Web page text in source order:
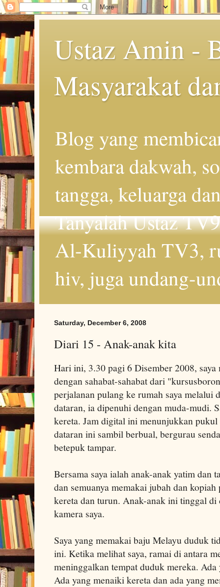
Ustaz Amin -
Masyarakat
Blog yang
kembara dakwah,
tangga, keluarga
Tanyalah Ustaz
Al-Kuliyyah TV3,
hiv, juga undang-
Saturday, December 6, 2008
Diari 15 - Anak-anak kita
Hari ini, 3.30 pagi 6 Disember 2008,
dengan sahabat-sahabat dari
perjalanan pulang ke rumah saya melalui
dataran, ia dipenuhi dengan muda-mudi.
kereta. Jam digital ini menunjukkan
dataran ini sambil berbual, bergurau
betepuk tampar.
Bersama saya ialah anak-anak yatim dan
dan semuanya memakai jubah dan
kereta dan turun. Anak-anak ini tinggal di
kamera saya.
Saya yang memakai baju Melayu duduk
ini. Ketika melihat saya, ramai di antara
meninggalkan tempat duduk mereka.
Ada yang menaiki kereta dan ada yang